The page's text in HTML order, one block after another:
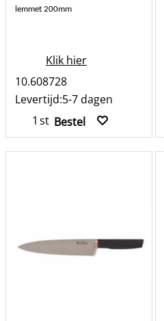
lemmet 200mm
Klik hier
10.608728
Levertijd:5-7 dagen
st Bestel